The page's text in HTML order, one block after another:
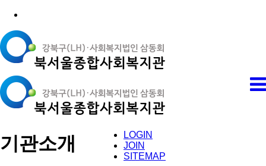
LOGIN
JOIN
SITEMAP
기관소개